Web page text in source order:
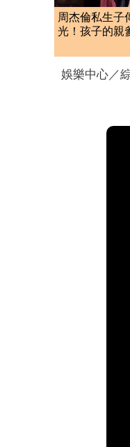
周杰倫私生子
光！孩子的
娛樂中心／